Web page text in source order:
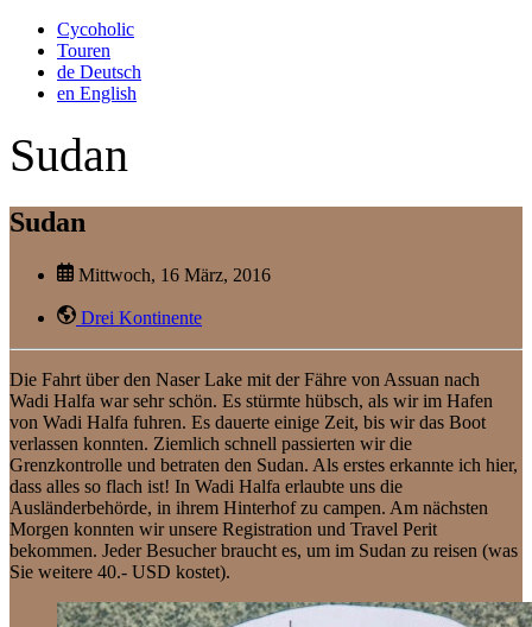
Cycoholic
Touren
de Deutsch
en English
Sudan
Sudan
Mittwoch, 16 März, 2016
Drei Kontinente
Die Fahrt über den Naser Lake mit der Fähre von Assuan nach
Wadi Halfa war sehr schön. Es stürmte hübsch, als wir im Hafen
von Wadi Halfa fuhren. Es dauerte einige Zeit, bis wir das Boot
verlassen konnten. Ziemlich schnell passierten wir die
Grenzkontrolle und betraten den Sudan. Als erstes erkannte ich hier,
dass alles so flach ist! In Wadi Halfa erlaubte uns die
Ausländerbehörde, in ihrem Hinterhof zu campen. Am nächsten
Morgen konnten wir unsere Registration und Travel Perit
bekommen. Jeder Besucher braucht es, um im Sudan zu reisen (was
Sie weitere 40.- USD kostet).